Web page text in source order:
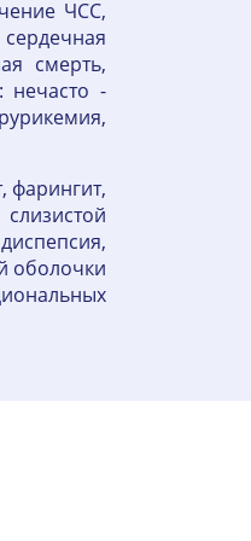
ЧСС,
смерть,
нечасто -
фарингит,
оболочки